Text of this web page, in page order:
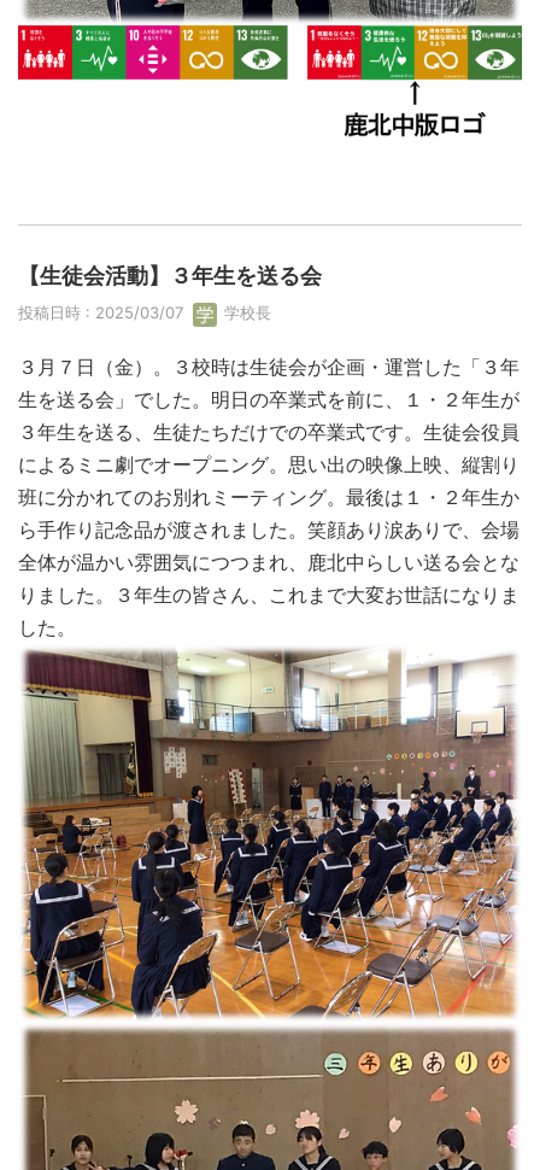
【生徒会活動】３年生を送る会
投稿日時 : 2025/03/07 学校長
３月７日（金）。３校時は生徒会が企画・運営した「３年
生を送る会」でした。明日の卒業式を前に、１・２年生が
３年生を送る、生徒たちだけでの卒業式です。生徒会役員
によるミニ劇でオープニング。思い出の映像上映、縦割り
班に分かれてのお別れミーティング。最後は１・２年生か
ら手作り記念品が渡されました。笑顔あり涙ありで、会場
全体が温かい雰囲気につつまれ、鹿北中らしい送る会とな
りました。３年生の皆さん、これまで大変お世話になりま
した。